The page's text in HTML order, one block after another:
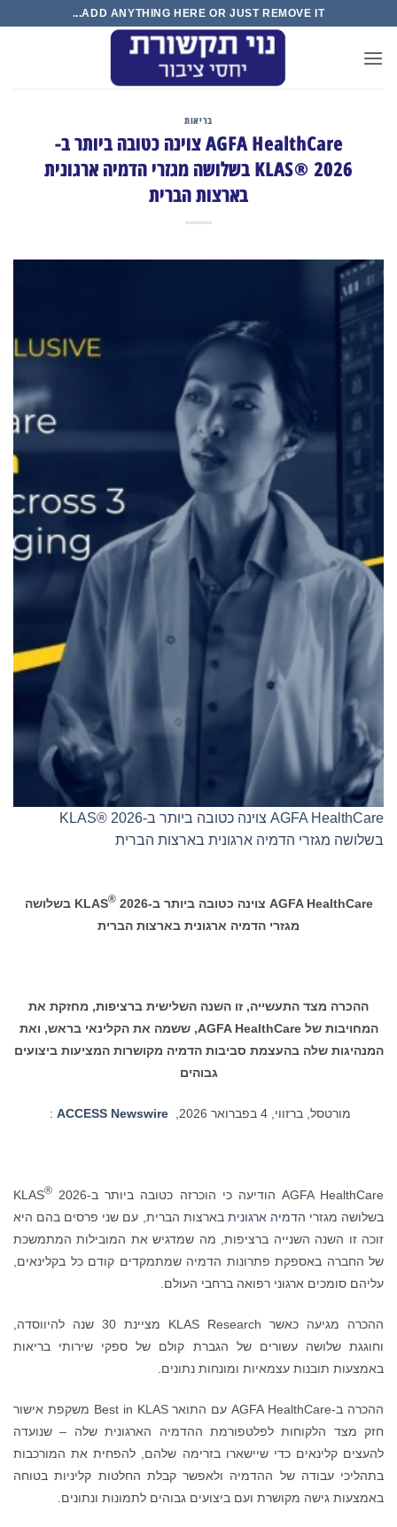
content
ADD ANYTHING HERE OR JUST REMOVE IT...
בריאות
AGFA HealthCare צוינה כטובה ביותר ב-
KLAS® 2026 בשלושה מגזרי הדמיה ארגונית
בארצות הברית
AGFA HealthCare צוינה כטובה ביותר ב-KLAS® 2026
בשלושה מגזרי הדמיה ארגונית בארצות הברית
AGFA HealthCare צוינה כטובה ביותר ב- KLAS®2026
בשלושה
מגזרי הדמיה ארגונית בארצות הברית
ההכרה מצד התעשייה, זו השנה השלישית ברציפות, מחזקת את
המחויבות שלAGFA HealthCare, ששמה את הקלינאי בראש, ואת
המנהיגות שלה בהעצמת סביבות הדמיה מקושרות המציעות ביצועים
גבוהים
מורטסל, ברזווי, 4 בפברואר 2026, ACCESS Newswire
:
AGFA HealthCare הודיעה כי הוכרזה כטובה ביותר ב-KLAS ® 2026
בשלושה מגזרי הדמיה ארגונית בארצות הברית, עם שני פרסים בהם היא
זוכה זו השנה השנייה ברציפות, מה שמדגיש את המובילות המתמשכת
של החברה באספקת פתרונות הדמיה שמתמקדים קודם כל בקלינאים,
עליהם סומכים ארגוני רפואה ברחבי העולם.
ההכרה מגיעה כאשר KLAS Research מציינת 30 שנה להיווסדה,
וחוגגת שלושה עשורים של הגברת קולם של ספקי שירותי בריאות
באמצעות תובנות עצמאיות ומונחות נתונים.
ההכרה ב-AGFA HealthCare עם התואר Best in KLAS משקפת אישור
חזק מצד הלקוחות לפלטפורמת ההדמיה הארגונית שלה – שנועדה
להעצים קלינאים כדי שיישארו בזרימה שלהם, להפחית את המורכבות
בתהליכי עבודה של ההדמיה ולאפשר קבלת החלטות קליניות בטוחה
באמצעות גישה מקושרת ועם ביצועים גבוהים לתמונות ונתונים.